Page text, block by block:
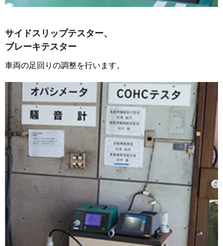
サイドスリップテスター、
ブレーキテスター
車両の足回りの調整を行います。